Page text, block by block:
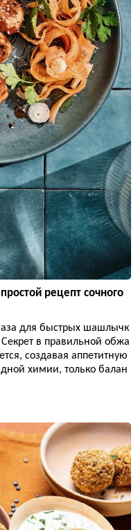
рецепт сочного
для быстрых шашлычк
Секрет в правильной обжа
создавая аппетитную
химии, только балан